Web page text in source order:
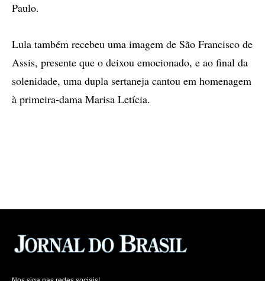
Paulo.
Lula também recebeu uma imagem de São Francisco de
Assis, presente que o deixou emocionado, e ao final da
solenidade, uma dupla sertaneja cantou em homenagem
à primeira-dama Marisa Letícia.